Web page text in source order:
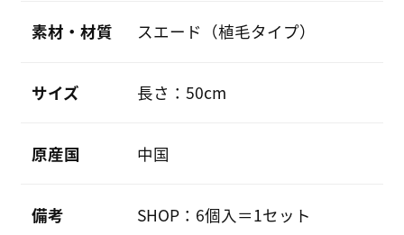
素材・材質 スエード（植毛タイプ）
サイズ 長さ：50cm
原産国 中国
備考 SHOP：6個入＝1セット